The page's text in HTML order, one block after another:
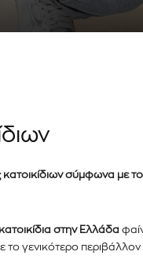
κατοικίδιων σύμφωνα με
στην Ελλάδα
το γενικότερο